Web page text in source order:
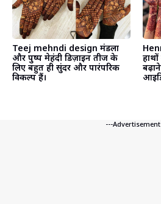
Teej mehndi design मंडला
और पुष्प मेहंदी डिज़ाइन तीज के
लिए बहुत ही सुंदर और पारंपरिक
विकल्प हैं।
---